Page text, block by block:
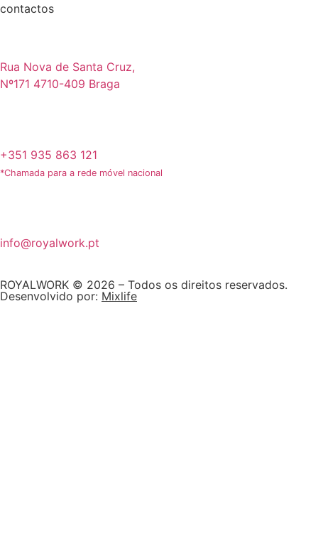
contactos
Rua Nova de Santa Cruz,
Nº171 4710-409 Braga
+351 935 863 121
*Chamada para a rede móvel nacional
info@royalwork.pt
ROYALWORK © 2026 – Todos os direitos reservados.
Desenvolvido por: Mixlife